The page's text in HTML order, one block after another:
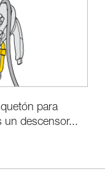
para
un descensor...